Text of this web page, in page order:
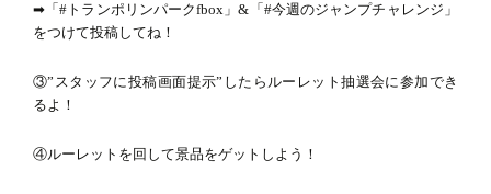
➡︎「#トランポリンパークfbox」&「#今週のジャンプチャレンジ」
をつけて投稿してね！
③”スタッフに投稿画面提示”したらルーレット抽選会に参加でき
るよ！
④ルーレットを回して景品をゲットしよう！
トランポリンって？